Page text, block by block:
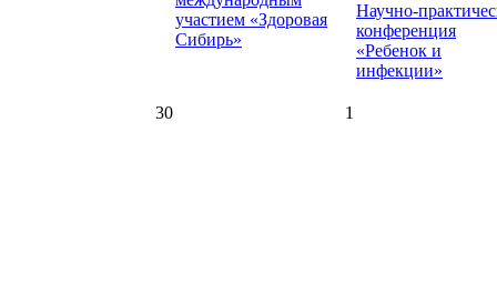
участием «Здоровая
Сибирь»
Научно-
конференция
«Ребенок и
инфекции»
30 1